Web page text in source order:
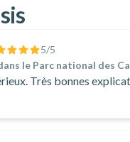
5/5
le Parc national des
Très bonnes